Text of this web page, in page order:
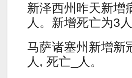
新泽西州昨天新增
人。新增死亡为3人
马萨诸塞州新增新
人, 死亡_人。